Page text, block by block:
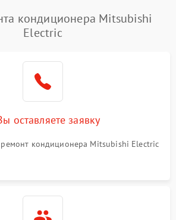
кондиционера Mitsubishi
Electric
оставляете заявку
ремонт кондиционера Mitsubishi Electric